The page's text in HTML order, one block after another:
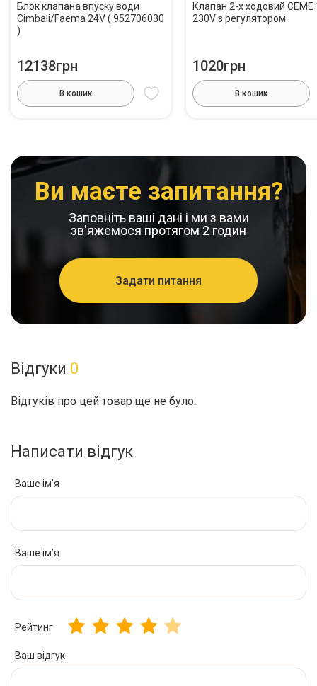
Блок клапана впуску води
Cimbali/Faema 24V ( 952706030
)
12138грн
В кошик
Клапан 2-х ходовий CEME
230V з регулятором
1020грн
В кошик
Ви маєте запитання?
Заповніть ваші дані і ми з вами
зв'яжемося протягом 2 годин
Задати питання
Відгуки 0
Відгуків про цей товар ще не було.
Написати відгук
Ваше ім’я
Ваше ім’я
Рейтинг
Ваш відгук